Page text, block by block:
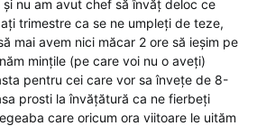
nu am avut chef să învăț deloc ce
trimestre ca se ne umpleți de teze,
mai avem nici măcar 2 ore să ieșim pe
mințile (pe care voi nu o aveți)
pentru cei care vor sa învețe de 8-
prosti la învățătură ca ne fierbeți
care oricum ora viitoare le uităm